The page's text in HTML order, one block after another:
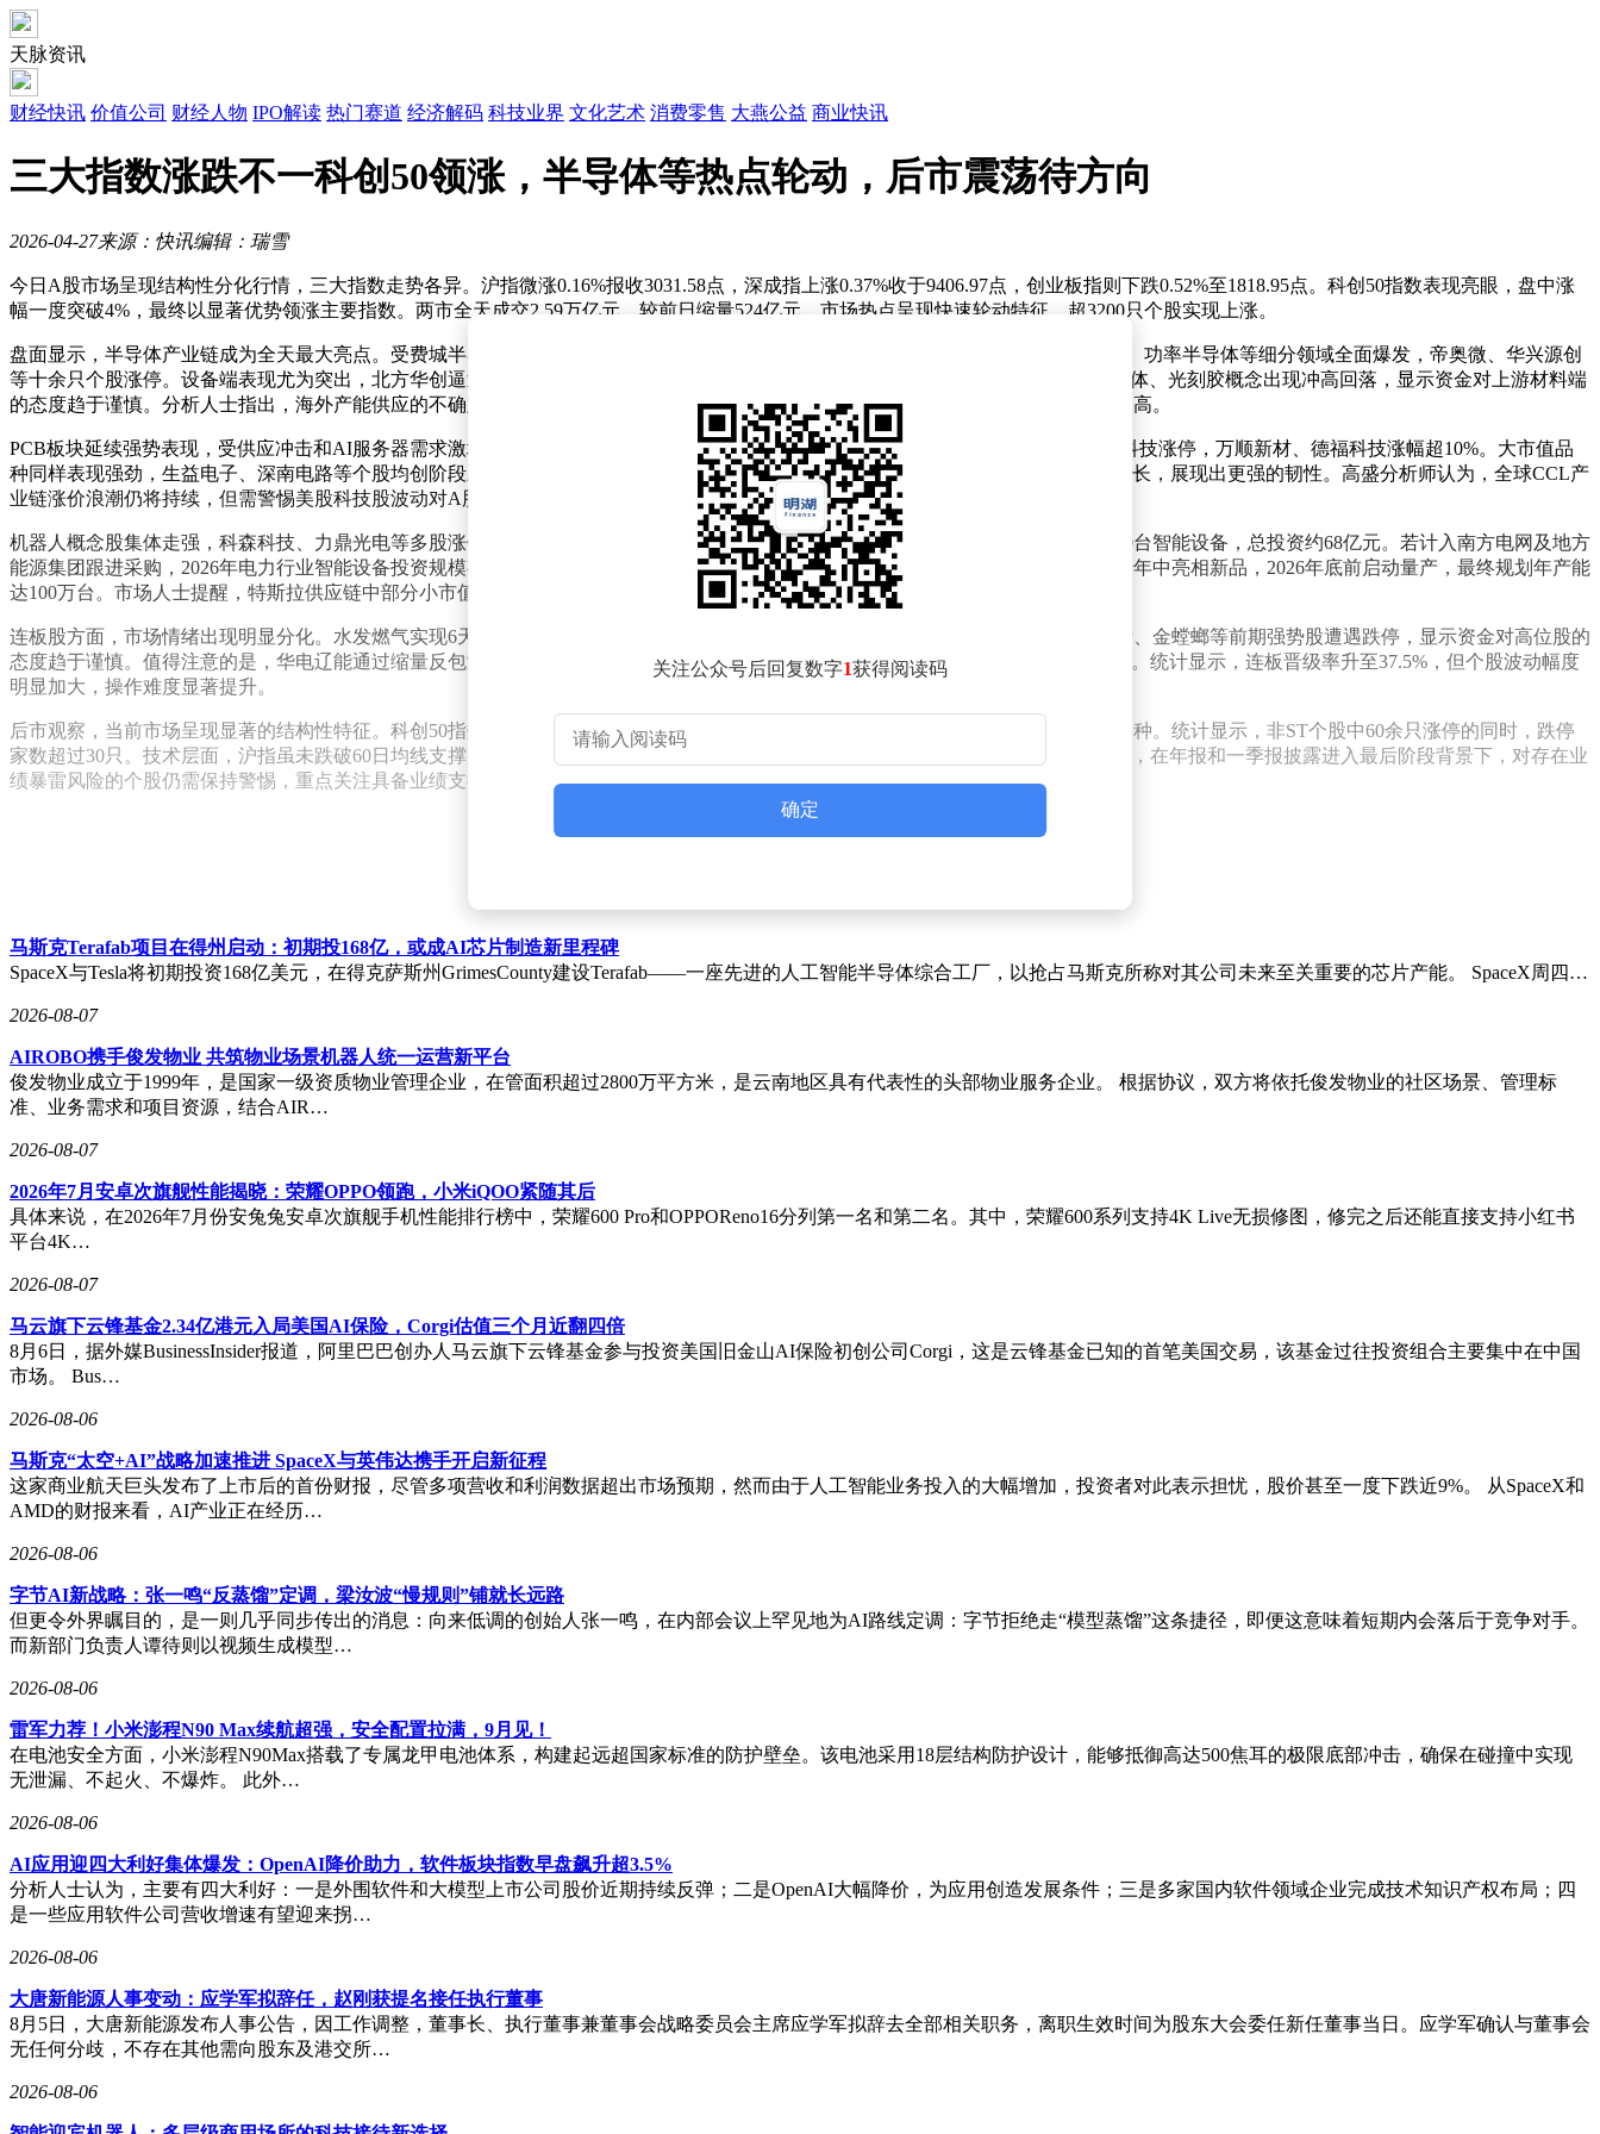
天脉资讯
财经快讯 价值公司 财经人物 IPO解读 热门赛道 经济解码 科技业界 文化艺术 消费零售 大燕公益 商业快讯
三大指数涨跌不一科创50领涨，半导体等热点轮动，后市震荡待方向
2026-04-27来源：快讯编辑：瑞雪
今日A股市场呈现结构性分化行情，三大指数走势各异。沪指微涨0.16%报收3031.58点，深成指上涨0.37%收于9406.97点，创业板指则下跌0.52%至1818.95点。科创50指数表现亮眼，盘中涨
幅一度突破4%，最终以显著优势领涨主要指数。两市全天成交2.59万亿元，较前日缩量524亿元，市场热点呈现快速轮动特征，超3200只个股实现上涨。
盘面显示，半导体产业链成为全天最大亮点。受费城半导体指数创32年最长连涨纪录及英特尔单日暴涨23.6%的刺激，CPU、模拟芯片、功率半导体等细分领域全面爆发，帝奥微、华兴源创
等十余只个股涨停。设备端表现尤为突出，北方华创逼近涨停，芯源微、长川科技等涨幅均超10%。值得注意的是，前期领涨的工业气体、光刻胶概念出现冲高回落，显示资金对上游材料端
的态度趋于谨慎。分析人士指出，海外产能供应的不确定性导致材料端股价与财报表现脱节，而设备端因在手订单充足，业绩确定性更高。
PCB板块延续强势表现，受供应冲击和AI服务器需求激增推动，4月单月价格较上月上涨40%。铜箔概念股持续活跃，方邦股份、光华科技涨停，万顺新材、德福科技涨幅超10%。大市值品
种同样表现强劲，生益电子、深南电路等个股均创阶段新高。与受物料供应制约的CPO概念相比，PCB产业链因下游大厂需求持续高增长，展现出更强的韧性。高盛分析师认为，全球CCL产
业链涨价浪潮仍将持续，但需警惕美股科技股波动对A股相关品种的映射影响。
机器人概念股集体走强，科森科技、力鼎光电等多股涨停。消息面上，国家电网印发《2026年具身智能发展规划》，计划今年采购8500台智能设备，总投资约68亿元。若计入南方电网及地方
能源集团跟进采购，2026年电力行业智能设备投资规模有望突破百亿元。特斯拉第三代人形机器人量产计划亦提供催化，公司宣布将于年中亮相新品，2026年底前启动量产，最终规划年产能
达100万台。市场人士提醒，特斯拉供应链中部分小市值品种可能成为增量资金关注重点。
连板股方面，市场情绪出现明显分化。水发燃气实现6天5板，华电能源、众合科技收获3连板，沃格光电13天7板创近期新高。但泰慕士、金螳螂等前期强势股遭遇跌停，显示资金对高位股的
态度趋于谨慎。值得注意的是，华电辽能通过缩量反包涨停，华电能源以"地天板"形式晋级，表明部分个股通过主动调整规避异动监管。统计显示，连板晋级率升至37.5%，但个股波动幅度
明显加大，操作难度显著提升。
后市观察，当前市场呈现显著的结构性特征。科创50指数强势与个股大面积涨跌停形成鲜明对比，显示资金在业绩披露期聚焦确定性品种。统计显示，非ST个股中60余只涨停的同时，跌停
家数超过30只。技术层面，沪指虽未跌破60日均线支撑，但日线KDJ指标死叉状态尚未改善，指数短期或维持震荡格局。分析人士建议，在年报和一季报披露进入最后阶段背景下，对存在业
绩暴雷风险的个股仍需保持警惕，重点关注具备业绩支撑的细分领域龙头。
关注公众号后回复数字1获得阅读码
确定
马斯克Terafab项目在得州启动：初期投168亿，或成AI芯片制造新里程碑
SpaceX与Tesla将初期投资168亿美元，在得克萨斯州GrimesCounty建设Terafab——一座先进的人工智能半导体综合工厂，以抢占马斯克所称对其公司未来至关重要的芯片产能。 SpaceX周四…
2026-08-07
AIROBO携手俊发物业 共筑物业场景机器人统一运营新平台
俊发物业成立于1999年，是国家一级资质物业管理企业，在管面积超过2800万平方米，是云南地区具有代表性的头部物业服务企业。 根据协议，双方将依托俊发物业的社区场景、管理标
准、业务需求和项目资源，结合AIR…
2026-08-07
2026年7月安卓次旗舰性能揭晓：荣耀OPPO领跑，小米iQOO紧随其后
具体来说，在2026年7月份安兔兔安卓次旗舰手机性能排行榜中，荣耀600 Pro和OPPOReno16分列第一名和第二名。其中，荣耀600系列支持4K Live无损修图，修完之后还能直接支持小红书
平台4K…
2026-08-07
马云旗下云锋基金2.34亿港元入局美国AI保险，Corgi估值三个月近翻四倍
8月6日，据外媒BusinessInsider报道，阿里巴巴创办人马云旗下云锋基金参与投资美国旧金山AI保险初创公司Corgi，这是云锋基金已知的首笔美国交易，该基金过往投资组合主要集中在中国
市场。 Bus…
2026-08-06
马斯克“太空+AI”战略加速推进 SpaceX与英伟达携手开启新征程
这家商业航天巨头发布了上市后的首份财报，尽管多项营收和利润数据超出市场预期，然而由于人工智能业务投入的大幅增加，投资者对此表示担忧，股价甚至一度下跌近9%。 从SpaceX和
AMD的财报来看，AI产业正在经历…
2026-08-06
字节AI新战略：张一鸣“反蒸馏”定调，梁汝波“慢规则”铺就长远路
但更令外界瞩目的，是一则几乎同步传出的消息：向来低调的创始人张一鸣，在内部会议上罕见地为AI路线定调：字节拒绝走“模型蒸馏”这条捷径，即便这意味着短期内会落后于竞争对手。
而新部门负责人谭待则以视频生成模型…
2026-08-06
雷军力荐！小米澎程N90 Max续航超强，安全配置拉满，9月见！
在电池安全方面，小米澎程N90Max搭载了专属龙甲电池体系，构建起远超国家标准的防护壁垒。该电池采用18层结构防护设计，能够抵御高达500焦耳的极限底部冲击，确保在碰撞中实现
无泄漏、不起火、不爆炸。 此外…
2026-08-06
AI应用迎四大利好集体爆发：OpenAI降价助力，软件板块指数早盘飙升超3.5%
分析人士认为，主要有四大利好：一是外围软件和大模型上市公司股价近期持续反弹；二是OpenAI大幅降价，为应用创造发展条件；三是多家国内软件领域企业完成技术知识产权布局；四
是一些应用软件公司营收增速有望迎来拐…
2026-08-06
大唐新能源人事变动：应学军拟辞任，赵刚获提名接任执行董事
8月5日，大唐新能源发布人事公告，因工作调整，董事长、执行董事兼董事会战略委员会主席应学军拟辞去全部相关职务，离职生效时间为股东大会委任新任董事当日。应学军确认与董事会
无任何分歧，不存在其他需向股东及港交所…
2026-08-06